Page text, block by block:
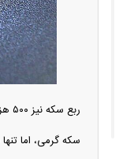
ربع سکه نیز ۵۰۰ هزار تومان ارزان شد و به رقم ۵۲ میلیون و ۵۰۰ هزار تومان رسید.
سکه گرمی، اما تنها سکه‌ای